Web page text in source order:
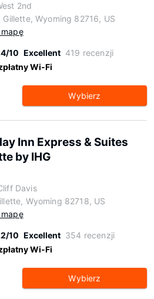
2nd
Gillette, Wyoming 82716, US
10 Excellent 419 recenzji
Wi-Fi
Wybierz
Inn Express & Suites
by IHG
Davis
Wyoming 82718, US
10 Excellent 354 recenzji
Wi-Fi
Wybierz